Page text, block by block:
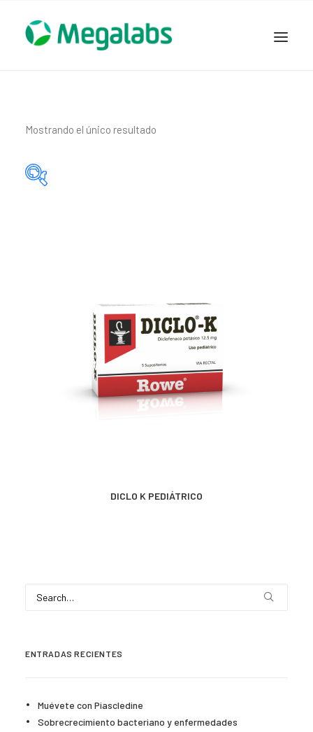
MEGASALUD
Mostrando el único resultado
MÁS INFORMACIÓN
DICLO K PEDIÁTRICO
ENTRADAS RECIENTES
Muévete con Piascledine
Sobrecrecimiento bacteriano y enfermedades